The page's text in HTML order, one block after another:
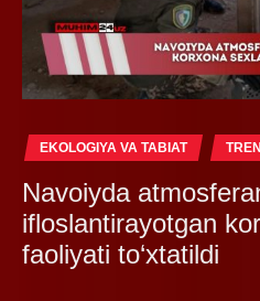
EKOLOGIYA VA TABIAT
Navoiyda
ifloslantirayotgan
faoliyati to‘xtatildi